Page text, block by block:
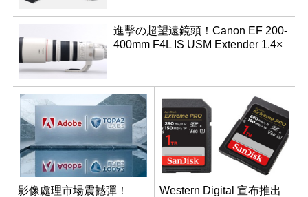
進擊の超望遠鏡頭！Canon EF 200-
400mm F4L IS USM Extender 1.4×
影像處理市場震撼彈！
Western Digital 宣布推出